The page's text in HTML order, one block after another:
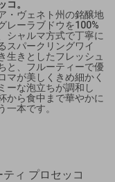
コ。
・ヴェネト州の銘醸地
レーラブドウを100%
シャルマ方式で丁寧に
スパークリングワイ
生きとしたフレッシュ
と、フルーティーで優
マが美しくきめ細かく
ーな泡立ちが調和し
から食中まで華やかに
一本です。
ィ プロセッコ